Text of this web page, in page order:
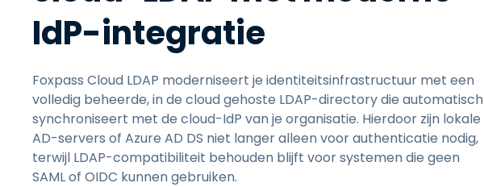
IdP-integratie
Foxpass Cloud LDAP moderniseert je identiteitsinfrastructuur met een
volledig beheerde, in de cloud gehoste LDAP-directory die automatisch
synchroniseert met de cloud-IdP van je organisatie. Hierdoor zijn lokale
AD-servers of Azure AD DS niet langer alleen voor authenticatie nodig,
terwijl LDAP-compatibiliteit behouden blijft voor systemen die geen
SAML of OIDC kunnen gebruiken.